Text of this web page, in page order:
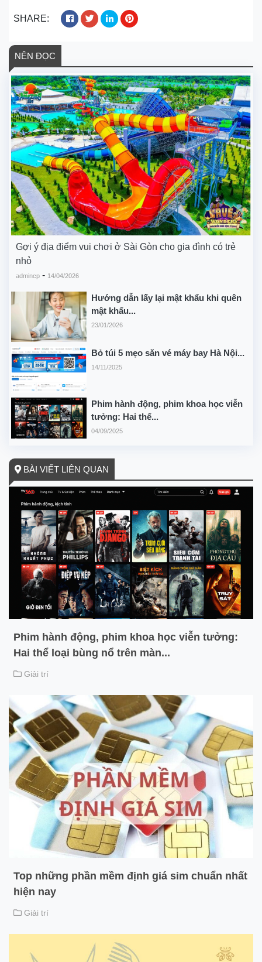
SHARE:
NÊN ĐỌC
Gợi ý địa điểm vui chơi ở Sài Gòn cho gia đình có trẻ
nhỏ
admincp - 14/04/2026
Hướng dẫn lấy lại mật khẩu khi quên
mật khẩu...
23/01/2026
Bỏ túi 5 mẹo săn vé máy bay Hà Nội...
14/11/2025
Phim hành động, phim khoa học viễn
tưởng: Hai thể...
04/09/2025
BÀI VIẾT LIÊN QUAN
Phim hành động, phim khoa học viễn tưởng:
Hai thể loại bùng nổ trên màn...
Giải trí
Top những phần mềm định giá sim chuẩn nhất
hiện nay
Giải trí